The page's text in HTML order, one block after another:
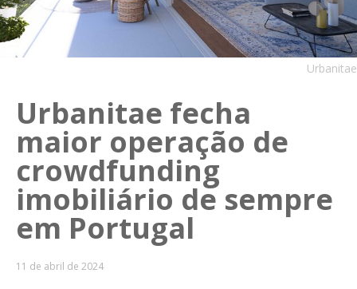
Urbanitae
Urbanitae fecha
maior operação de
crowdfunding
imobiliário de sempre
em Portugal
11 de abril de 2024